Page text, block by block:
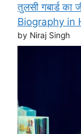
तुलसी गबार्ड का
Biography in
by Niraj Singh